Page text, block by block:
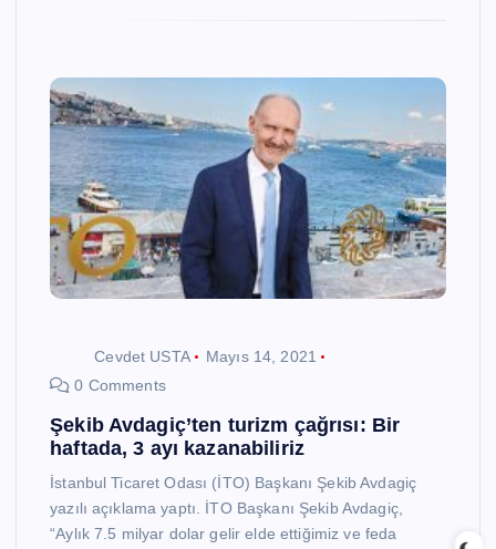
Cevdet USTA
Mayıs 14, 2021
0 Comments
Şekib Avdagiç’ten turizm çağrısı: Bir
haftada, 3 ayı kazanabiliriz
İstanbul Ticaret Odası (İTO) Başkanı Şekib Avdagiç
yazılı açıklama yaptı. İTO Başkanı Şekib Avdagiç,
“Aylık 7.5 milyar dolar gelir elde ettiğimiz ve feda